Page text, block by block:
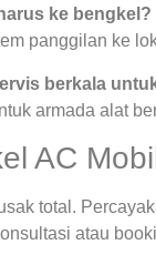
ke bengkel?
panggilan ke
berkala
armada alat
AC
total.
atau